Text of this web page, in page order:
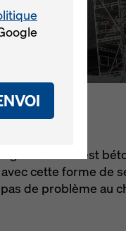
et Bødo et est
cette forme de
de problème au